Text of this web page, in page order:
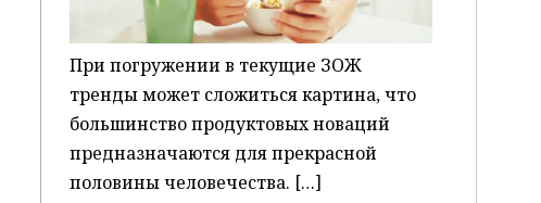
При погружении в текущие ЗОЖ
тренды может сложиться картина, что
большинство продуктовых новаций
предназначаются для прекрасной
половины человечества. […]